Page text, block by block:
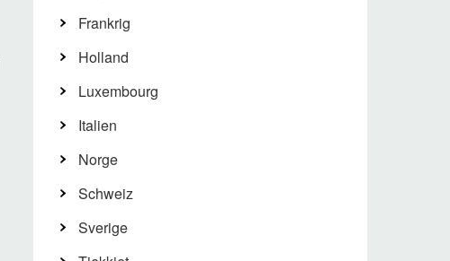
Frankrig
Holland
Luxembourg
Italien
Norge
Schweiz
Sverige